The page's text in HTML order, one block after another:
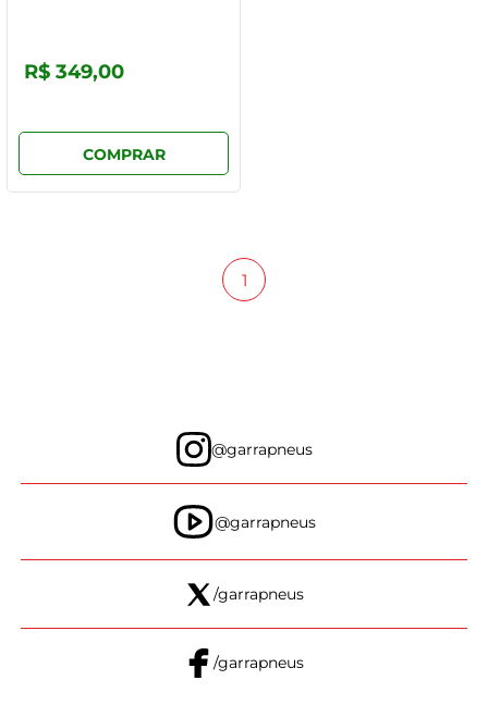
R$ 349,00
COMPRAR
1
@garrapneus
@garrapneus
/garrapneus
/garrapneus